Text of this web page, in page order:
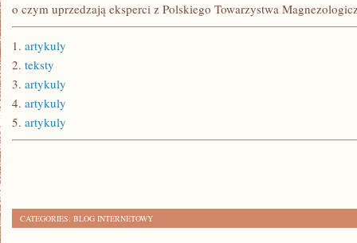
o czym uprzedzają eksperci z Polskiego Towarzystwa
1. artykuly
2. teksty
3. artykuly
4. artykuly
5. artykuly
CATEGORIES: BLOG INTERNETOWY